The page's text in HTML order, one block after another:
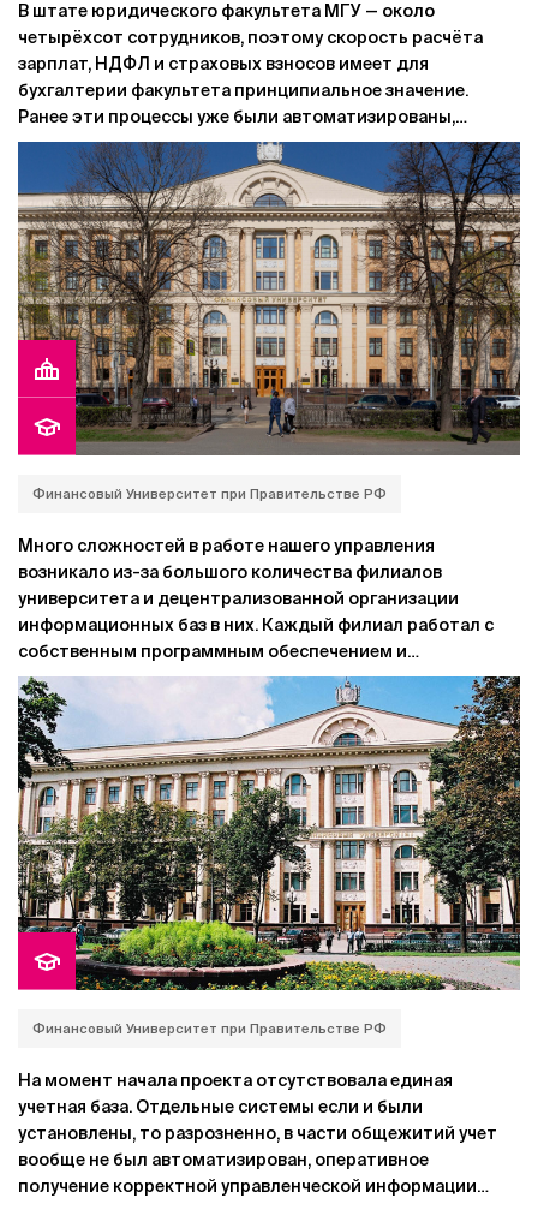
В штате юридического факультета МГУ — около
четырёхсот сотрудников, поэтому скорость расчёта
зарплат, НДФЛ и страховых взносов имеет для
бухгалтерии факультета принципиальное значение.
Ранее эти процессы уже были автоматизированы,
однако со временем возможностей установленного
программного обеспечения оказалось недостаточно.
Финансовый Университет при Правительстве РФ
Много сложностей в работе нашего управления
возникало из-за большого количества филиалов
университета и децентрализованной организации
информационных баз в них. Каждый филиал работал с
собственным программным обеспечением и
собственной базой данных. Невозможно было получить
сводные отчеты, поскольку каждый филиал формировал
кадровую отчетность по-разному. Сложно было
осуществлять и контроль за работой удаленных
филиалов.
Финансовый Университет при Правительстве РФ
На момент начала проекта отсутствовала единая
учетная база. Отдельные системы если и были
установлены, то разрозненно, в части общежитий учет
вообще не был автоматизирован, оперативное
получение корректной управленческой информации